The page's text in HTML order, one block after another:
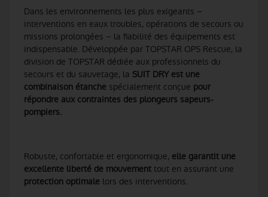
Dans les environnements les plus exigeants –
interventions en eaux troubles, opérations de secours ou
missions prolongées – la fiabilité des équipements est
indispensable. Développée par TOPSTAR OPS Rescue, la
division de TOPSTAR dédiée aux professionnels du
secours et du sauvetage, la SUIT DRY est une
combinaison étanche spécialement conçue pour
répondre aux contraintes des plongeurs sapeurs-
pompiers.
Robuste, confortable et ergonomique, elle garantit une
excellente liberté de mouvement tout en assurant une
protection optimale lors des interventions.